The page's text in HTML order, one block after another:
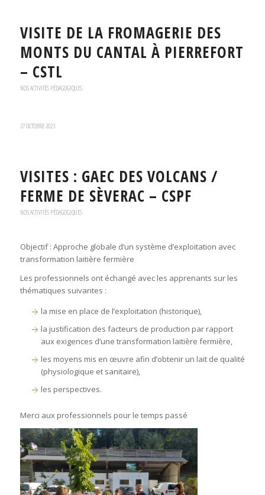
VISITE DE LA FROMAGERIE DES
MONTS DU CANTAL À PIERREFORT
– CSTL
NOS ACTIVITÉS PÉDAGOGIQUES
27 OCTOBRE 2023
VISITES : GAEC DES VOLCANS /
FERME DE SÈVERAC – CSPF
NOS ACTIVITÉS PÉDAGOGIQUES
Objectif : Approche globale d’un système d’exploitation avec
transformation laitière fermière
Les professionnels ont échangé avec les apprenants sur les
thématiques suivantes :
la mise en place de l’exploitation (historique),
la justification des facteurs de production par rapport
aux exigences d’une transformation laitière fermière,
les moyens mis en œuvre afin d’obtenir un lait de qualité
(physiologique et sanitaire),
les perspectives.
Merci aux professionnels pour le temps passé